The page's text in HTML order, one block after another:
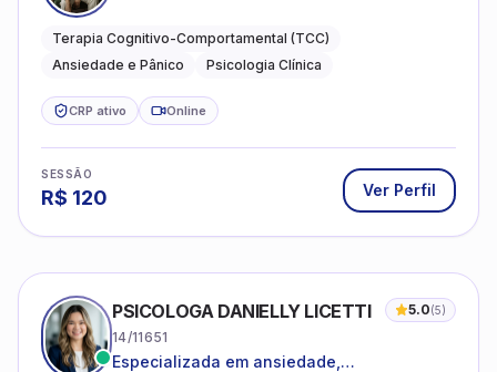
excessiva
Terapia Cognitivo-Comportamental (TCC)
Ansiedade e Pânico
Psicologia Clínica
CRP ativo Online
SESSÃO
R$ 120 Ver Perfil
PSICOLOGA DANIELLY LICETTI 5.0(5)
14/11651
Especializada em ansiedade,